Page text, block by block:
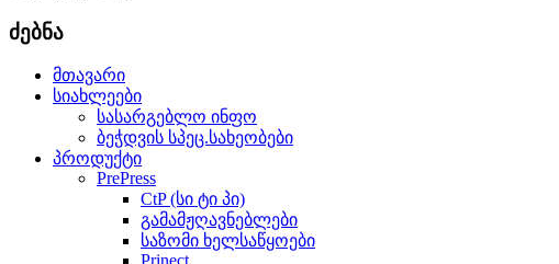
ძებნა
მთავარი
სიახლეები
სასარგებლო ინფო
ბეჭდვის სპეც.სახეობები
პროდუქტი
PrePress
CtP (სი ტი პი)
გამამჟღავნებლები
საზომი ხელსაწყოები